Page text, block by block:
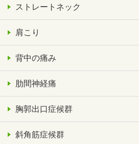
ストレートネック
肩こり
背中の痛み
肋間神経痛
胸郭出口症候群
斜角筋症候群